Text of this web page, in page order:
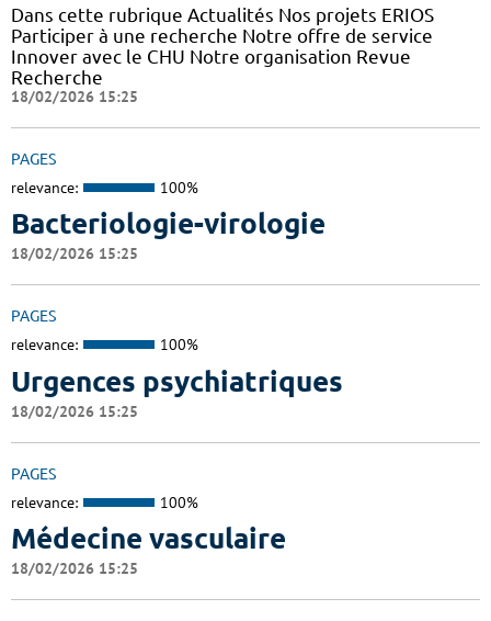
Dans cette rubrique Actualités Nos projets ERIOS
Participer à une recherche Notre offre de service
Innover avec le CHU Notre organisation Revue
Recherche
18/02/2026 15:25
PAGES
relevance: 100%
Bacteriologie-virologie
18/02/2026 15:25
PAGES
relevance: 100%
Urgences psychiatriques
18/02/2026 15:25
PAGES
relevance: 100%
Médecine vasculaire
18/02/2026 15:25